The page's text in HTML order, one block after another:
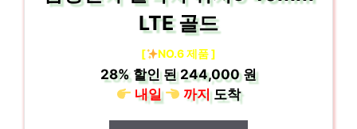
LTE 골드
[ NO.6 제품 ]
28%할인 된244,000 원
내일
까지도착